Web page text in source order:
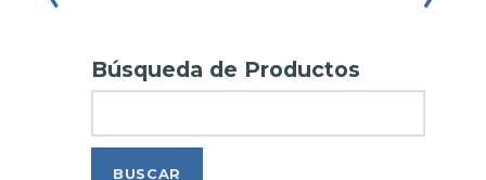
Búsqueda de Productos